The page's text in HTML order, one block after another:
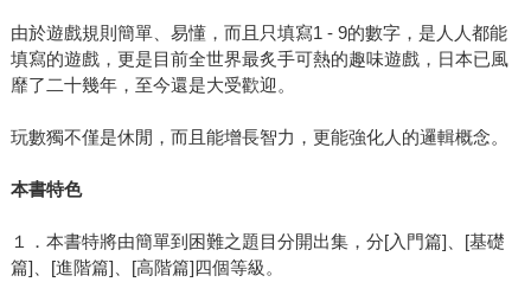
由於遊戲規則簡單、易懂，而且只填寫1 - 9的數字，是人人都能
填寫的遊戲，更是目前全世界最炙手可熱的趣味遊戲，日本已風
靡了二十幾年，至今還是大受歡迎。
玩數獨不僅是休閒，而且能增長智力，更能強化人的邏輯概念。
本書特色
１．本書特將由簡單到困難之題目分開出集，分[入門篇]、[基礎
篇]、[進階篇]、[高階篇]四個等級。